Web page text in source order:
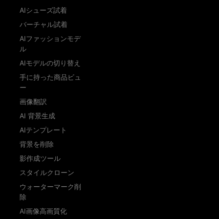
AIシューズ試着
バーチャル試着
AIファッションモデ
ル
AIモデルの切り替え
手に持った商品ビュ
ー
画像翻訳
AI 背景生成
AIテンプレート
背景を削除
影作成ツール
スタイルクローン
ウォーターマーク削
除
AI画像高画質化